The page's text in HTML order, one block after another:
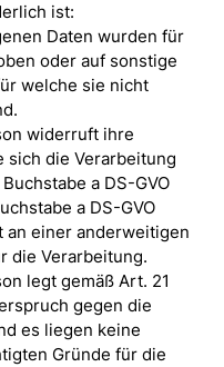
ist:
Daten wurden für
oder auf sonstige
welche sie nicht
widerruft ihre
sich die Verarbeitung
a DS-GVO
a DS-GVO
an einer anderweitigen
die Verarbeitung.
legt gemäß Art. 21
gegen die
es liegen keine
Gründe für die